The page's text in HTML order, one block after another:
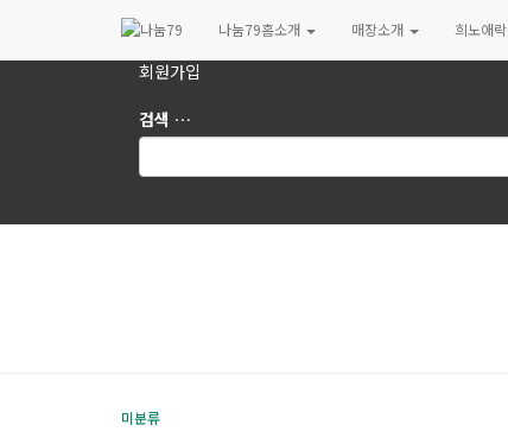
로그인
회원가입
검
색:
검색 …
나눔79홈소개 매장소개 희노애락
미분류